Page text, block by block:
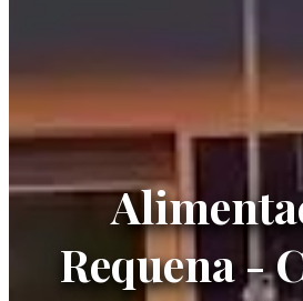
Requena -